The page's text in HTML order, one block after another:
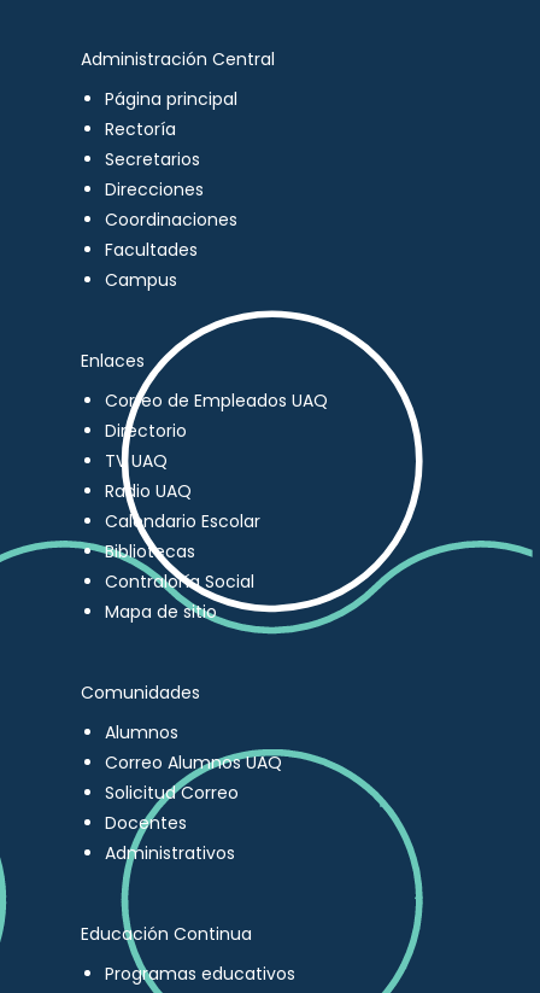
Administración Central
Página principal
Rectoría
Secretarios
Direcciones
Coordinaciones
Facultades
Campus
Enlaces
Correo de Empleados UAQ
Directorio
TV UAQ
Radio UAQ
Calendario Escolar
Bibliotecas
Contraloría Social
Mapa de sitio
Comunidades
Alumnos
Correo Alumnos UAQ
Solicitud Correo
Docentes
Administrativos
Educación Continua
Programas educativos